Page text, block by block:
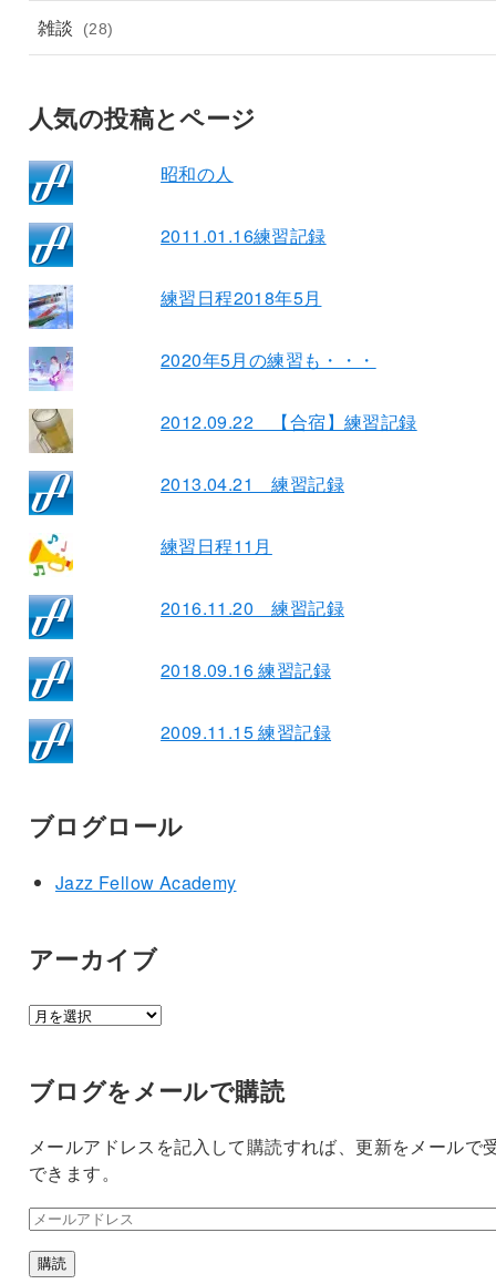
雑談 (28)
人気の投稿とページ
昭和の人
2011.01.16練習記録
練習日程2018年5月
2020年5月の練習も・・・
2012.09.22 【合宿】練習記録
2013.04.21 練習記録
練習日程11月
2016.11.20 練習記録
2018.09.16 練習記録
2009.11.15 練習記録
ブログロール
Jazz Fellow Academy
アーカイブ
ア
イ
ブログをメールで購読
メールアドレスを記入して購読すれば、更新をメールで
できます。
メ
ル購読